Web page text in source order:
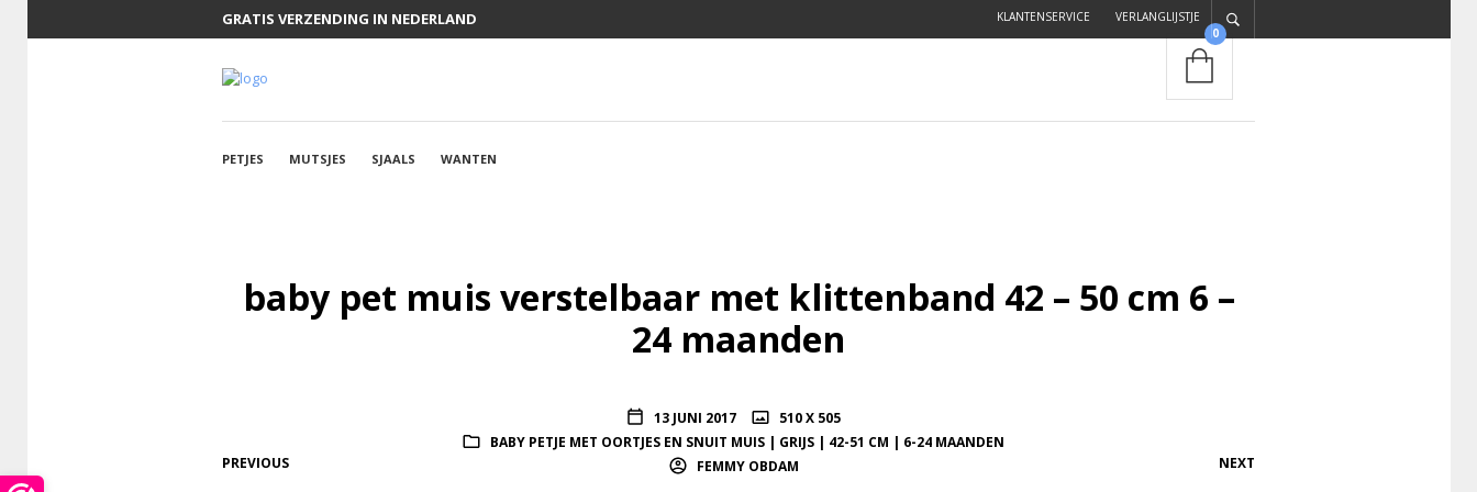
GRATIS VERZENDING IN NEDERLAND KLANTENSERVICE VERLANGLIJSTJE
PETJES MUTSJES SJAALS WANTEN
0
baby pet muis verstelbaar met klittenband 42 – 50 cm 6 –
24 maanden
13 JUNI 2017
510 X 505
BABY PETJE MET OORTJES EN SNUIT MUIS | GRIJS | 42-51 CM | 6-24 MAANDEN
FEMMY OBDAM
PREVIOUS NEXT